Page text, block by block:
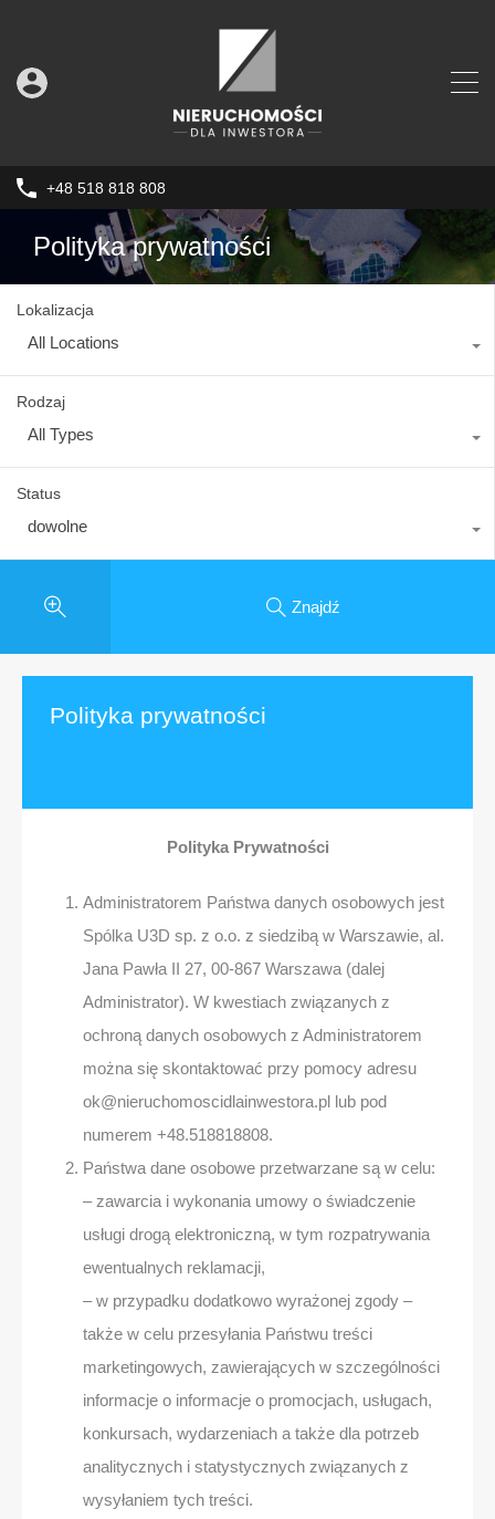
+48 518 818 808
Polityka prywatności
Lokalizacja
All Locations
Rodzaj
All Types
Status
dowolne
Znajdź
Polityka prywatności
Polityka Prywatności
Administratorem Państwa danych osobowych jest
Spólka U3D sp. z o.o. z siedzibą w Warszawie, al.
Jana Pawła II 27, 00-867 Warszawa (dalej
Administrator). W kwestiach związanych z
ochroną danych osobowych z Administratorem
można się skontaktować przy pomocy adresu
ok@nieruchomoscidlainwestora.pl lub pod
numerem +48.518818808.
Państwa dane osobowe przetwarzane są w celu:
– zawarcia i wykonania umowy o świadczenie
usługi drogą elektroniczną, w tym rozpatrywania
ewentualnych reklamacji,
– w przypadku dodatkowo wyrażonej zgody –
także w celu przesyłania Państwu treści
marketingowych, zawierających w szczególności
informacje o informacje o promocjach, usługach,
konkursach, wydarzeniach a także dla potrzeb
analitycznych i statystycznych związanych z
wysyłaniem tych treści.